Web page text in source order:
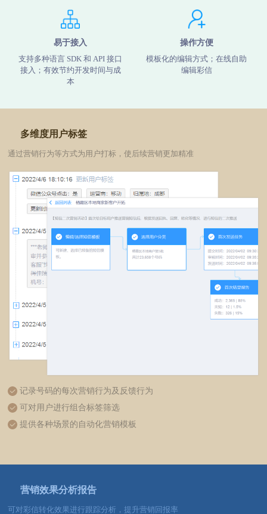
易于接入
支持多种语言 SDK 和 API 接口
接入；有效节约开发时间与成
本
操作方便
模板化的编辑方式；在线自助
编辑彩信
多维度用户标签
通过营销行为等方式为用户打标，使后续营销更加精准
记录号码的每次营销行为及反馈行为
可对用户进行组合标签筛选
提供各种场景的自动化营销模板
营销效果分析报告
可对彩信转化效果进行跟踪分析，提升营销回报率